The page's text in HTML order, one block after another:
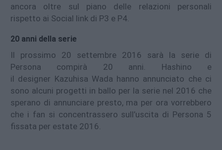
ancora oltre sul piano delle relazioni personali
rispetto ai Social link di P3 e P4.
20 anni della serie
Il prossimo 20 settembre 2016 sarà la serie di
Persona compirà 20 anni. Hashino e
il designer Kazuhisa Wada hanno annunciato che ci
sono alcuni progetti in ballo per la serie nel 2016 che
sperano di annunciare presto, ma per ora vorrebbero
che i fan si concentrassero sull’uscita di Persona 5
fissata per estate 2016.